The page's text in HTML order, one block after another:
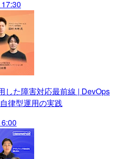
した障害対応最前線 | DevOps
律型運用の実践